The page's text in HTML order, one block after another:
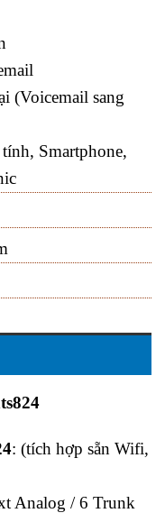
(Voicemail sang
Smartphone,
: (tích hợp sẵn Wifi,
Analog / 6 Trunk